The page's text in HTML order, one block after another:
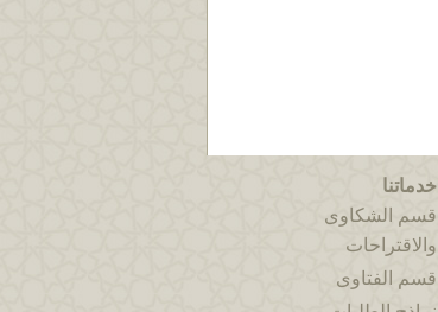
خدماتنا
قسم الشكاوى
والاقتراحات
قسم الفتاوى